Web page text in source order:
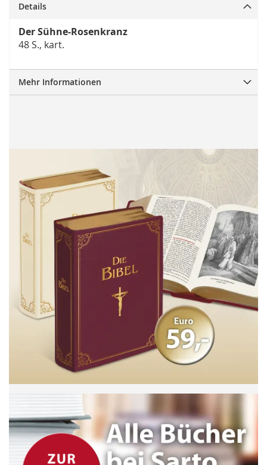
Details
Der Sühne-Rosenkranz
48 S., kart.
Mehr Informationen